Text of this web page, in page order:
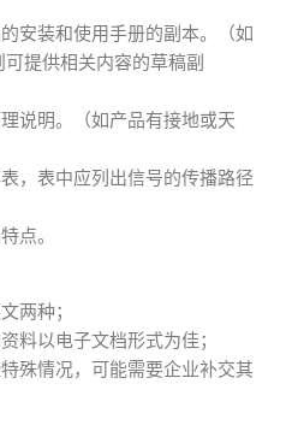
安装和使用手册的副本。（如
提供相关内容的草稿副
说明。（如产品有接地或天
，表中应列出信号的传播路径
点。
两种；
料以电子文档形式为佳；
殊情况，可能需要企业补交其